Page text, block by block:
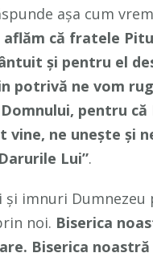
așa cum
aflăm că fratele
și pentru el
potrivă ne vom
pentru că
ne unește și
Lui”.
și imnuri
noi. Biserica
Biserica